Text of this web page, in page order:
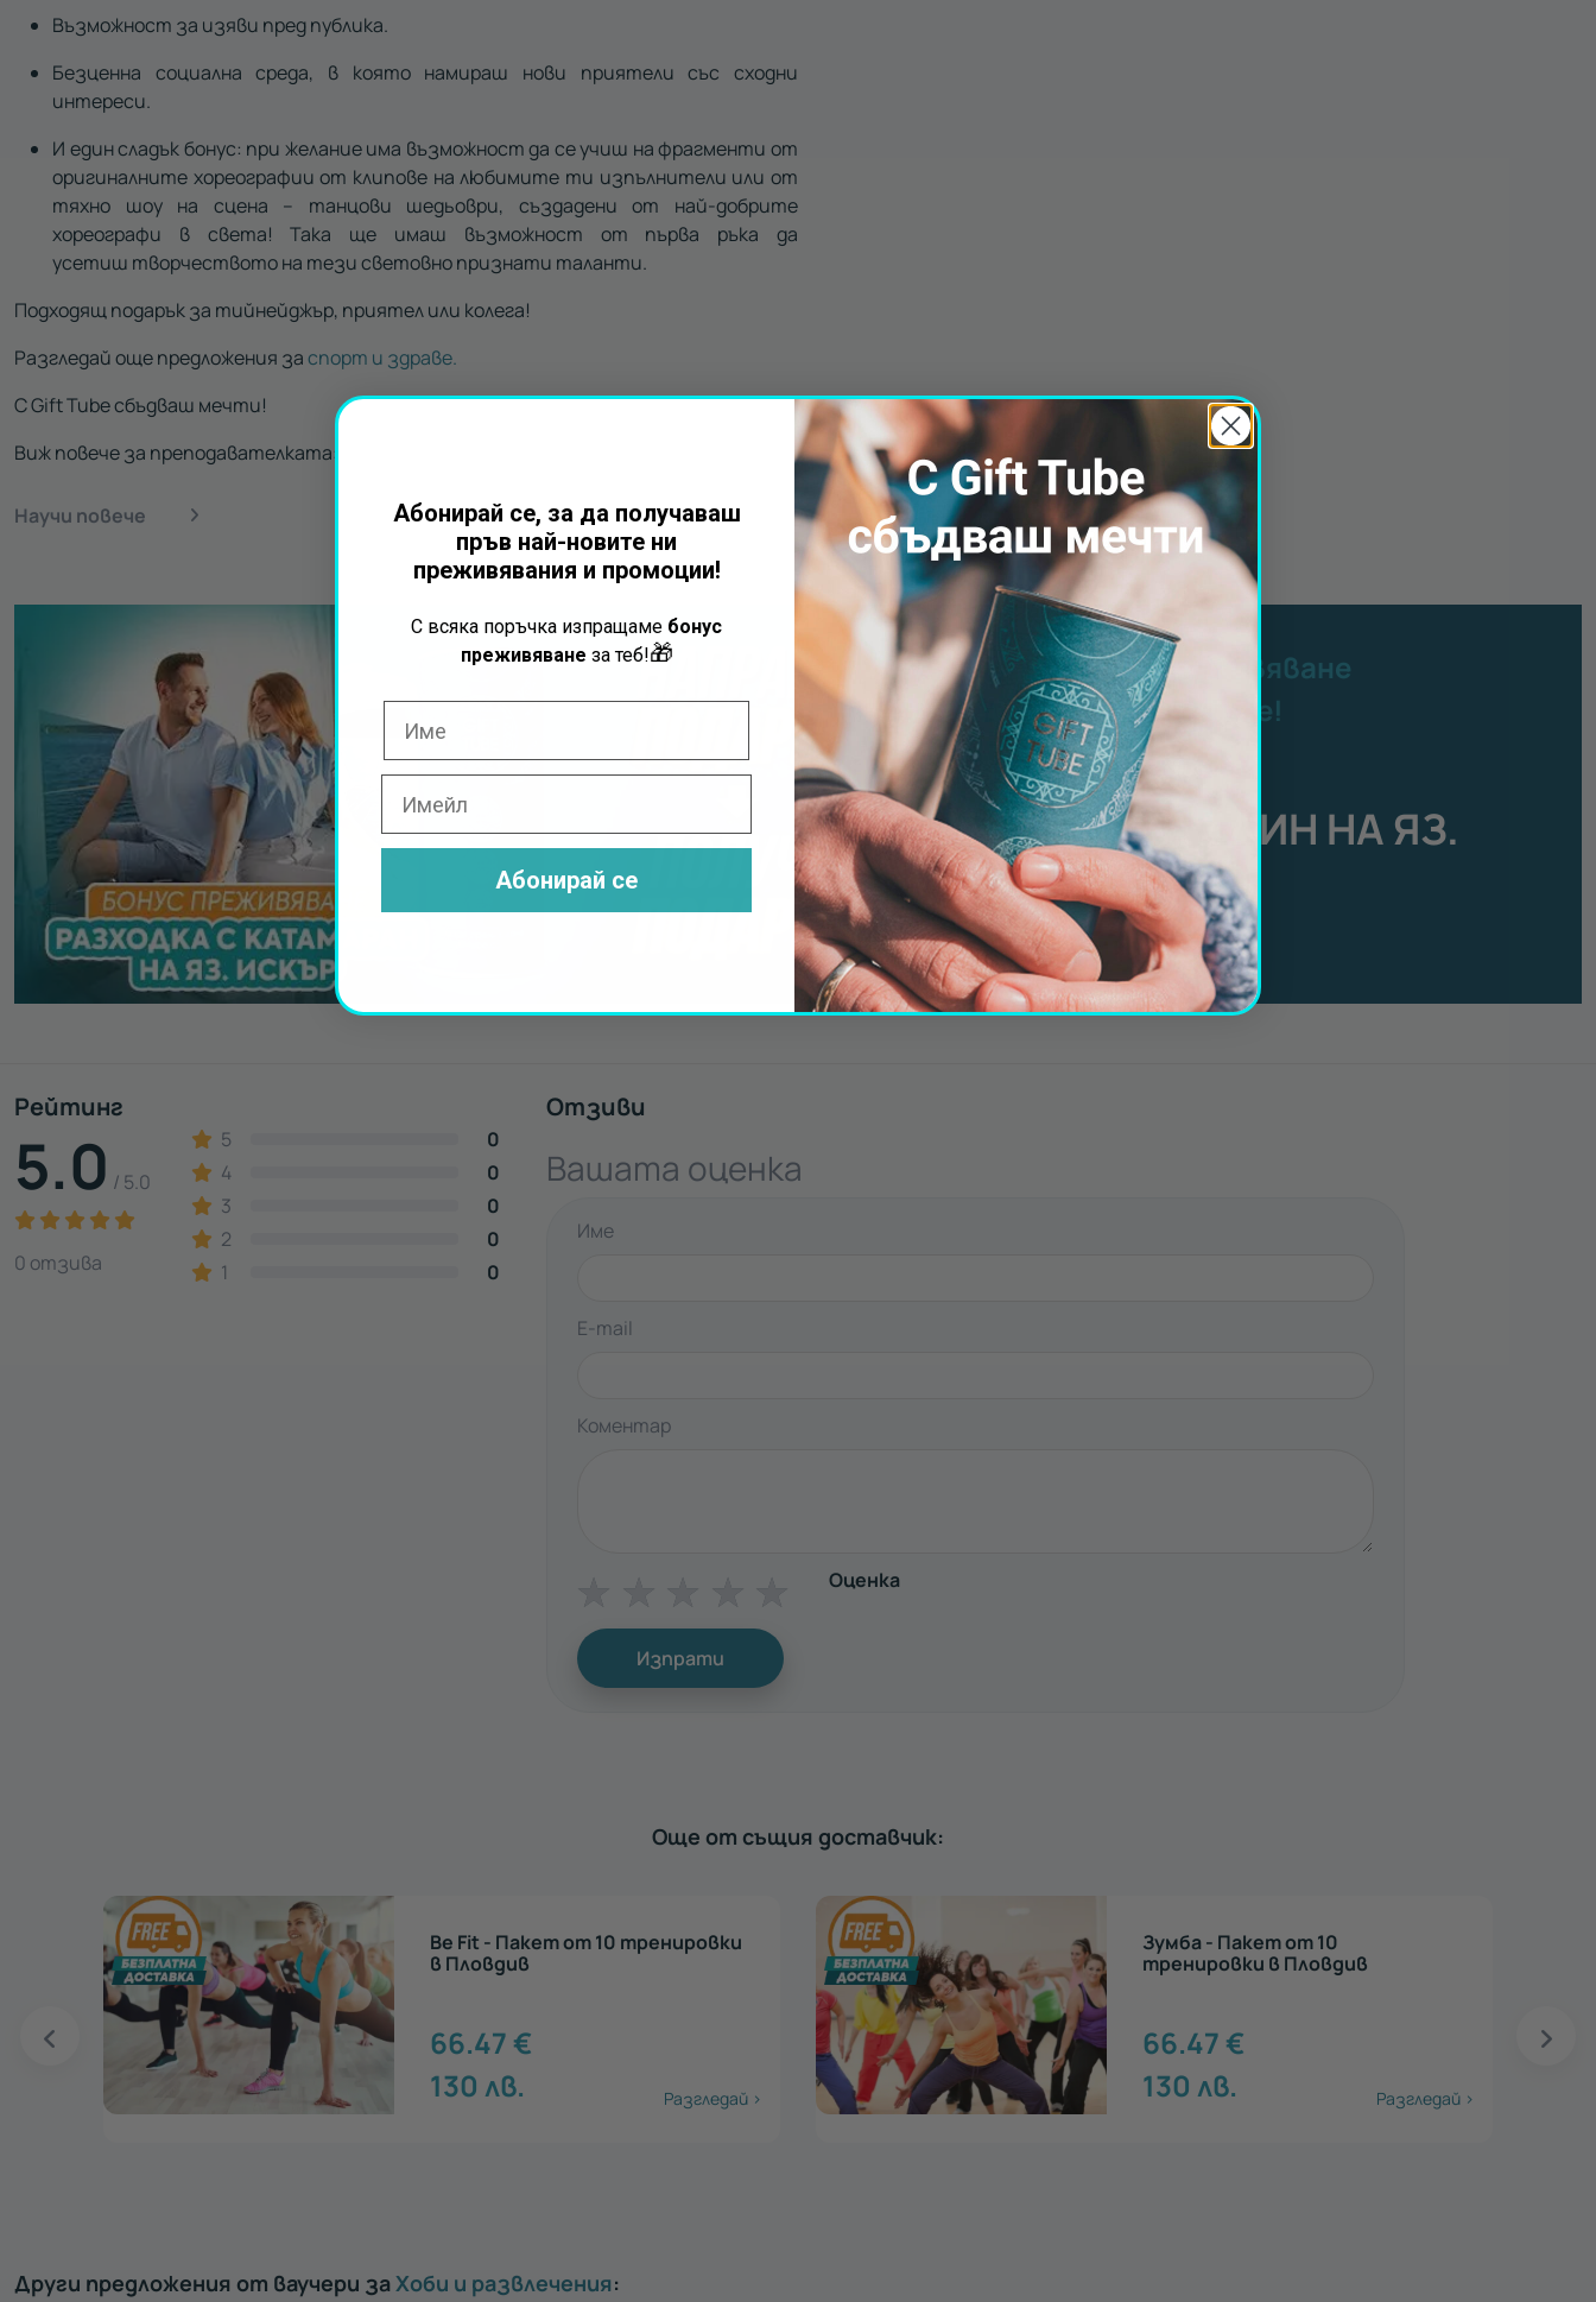
Възможност за изяви пред публика.
Безценна социална среда, в която намираш нови приятели със сходни
интереси.
И един сладък бонус: при желание има възможност да се учиш на фрагменти от
оригиналните хореографии от клипове на любимите ти изпълнители или от
тяхно шоу на сцена – танцови шедьоври, създадени от най-добрите
хореографи в света! Така ще имаш възможност от първа ръка да
усетиш творчеството на тези световно признати таланти.
Подходящ подарък за тийнейджър, приятел или колега!
Разгледай още предложения заспорт и здраве.
С Gift Tube сбъдваш мечти!
Виж повече за преподавателката:
Научи повече
Получи безплатно преживяване
с всеки ваучер от Gift Tube!
Подарък за месец август:
КАТАМАРАН ЗА ЕДИН НА ЯЗ.
ИСКЪР
Научи повече
Рейтинг
5.0 / 5.0
0 отзива
5
0
4
0
3
0
2
0
1
0
Отзиви
Вашата оценка
Име
E-mail
Коментар
Оценка
Изпрати
Още от същия доставчик:
Зумба - Пакет от 10
тренировки в Пловдив
66.47€
130лв. Разгледай >
Dancelo - Пакет от 10
тренировки в Пловдив
66.47€
130лв. Разгледай >
Други предложения от ваучери заХоби и развлечения:
Абонирай се, за да получаваш
пръв най-новите ни
преживявания и промоции!
С всяка поръчка изпращаме бонус
преживяване за теб!🎁
Абонирай се